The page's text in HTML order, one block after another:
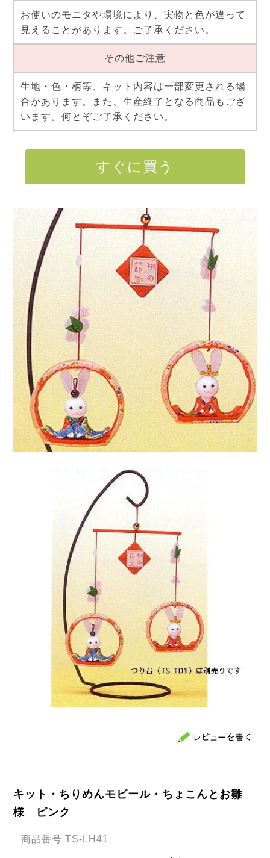
お使いのモニタや環境により、実物と色が違って
見えることがあります。ご了承ください。
その他ご注意
生地・色・柄等、キット内容は一部変更される場
合があります。また、生産終了となる商品もござ
います。何とぞご了承ください。
すぐに買う
キット・ちりめんモビール・ちょこんとお雛
様 ピンク
商品番号 TS-LH41